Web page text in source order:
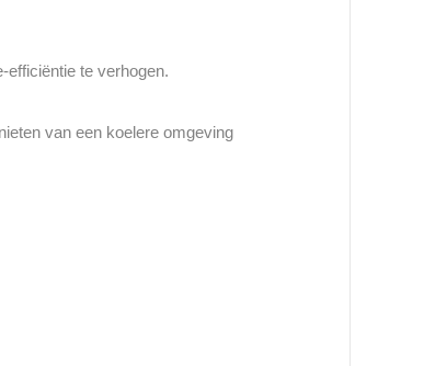
efficiëntie te verhogen.
van een koelere omgeving